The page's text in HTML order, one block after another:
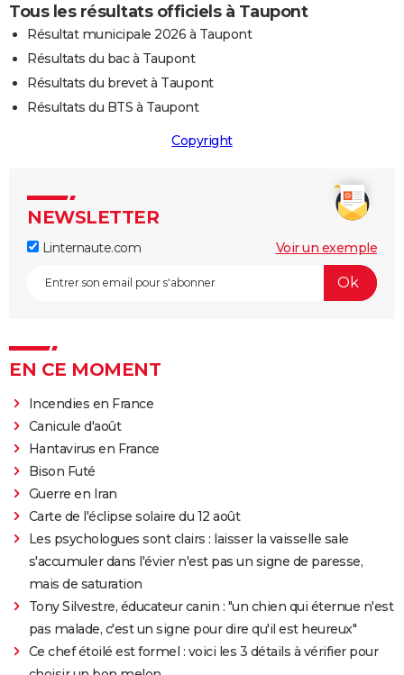
Tous les résultats officiels à Taupont
Résultat municipale 2026 à Taupont
Résultats du bac à Taupont
Résultats du brevet à Taupont
Résultats du BTS à Taupont
Copyright
NEWSLETTER
Linternaute.com Voir un exemple
EN CE MOMENT
Incendies en France
Canicule d'août
Hantavirus en France
Bison Futé
Guerre en Iran
Carte de l'éclipse solaire du 12 août
Les psychologues sont clairs : laisser la vaisselle sale
s'accumuler dans l'évier n'est pas un signe de paresse,
mais de saturation
Tony Silvestre, éducateur canin : "un chien qui éternue n'est
pas malade, c'est un signe pour dire qu'il est heureux"
Ce chef étoilé est formel : voici les 3 détails à vérifier pour